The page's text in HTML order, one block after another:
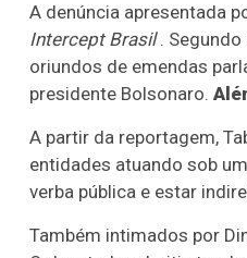
A denúncia apresentada
Intercept Brasil. Segundo
oriundos de emendas
presidente Bolsonaro.
A partir da reportagem,
entidades atuando sob
verba pública e estar
Também intimados por